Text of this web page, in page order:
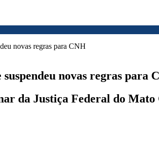
novas regras para
da Justiça Federal do Mato